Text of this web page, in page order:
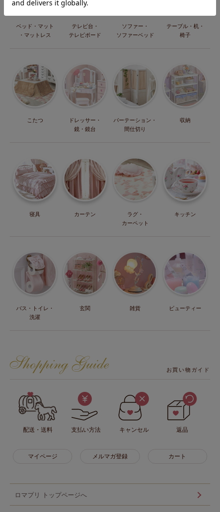
ベッド・マット
・マットレス
テレビ台・
テレビボード
ソファー・
ソファーベッド
テーブル・机・
椅子
こたつ
ドレッサー・
鏡・鏡台
パーテーション・
間仕切り
収納
寝具 カーテン
ラグ・
カーペット
キッチン
バス・トイレ・
洗濯
玄関 雑貨 ビューティー
お買い物ガイド
配送・送料 支払い方法 キャンセル 返品
マイページ メルマガ登録 カート
ロマプリ トップページへ